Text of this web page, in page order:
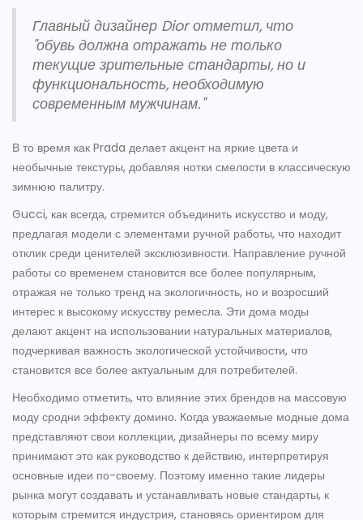
Главный дизайнер Dior отметил, что
"обувь должна отражать не только
текущие зрительные стандарты, но и
функциональность, необходимую
современным мужчинам."
В то время как Prada делает акцент на яркие цвета и
необычные текстуры, добавляя нотки смелости в классическую
зимнюю палитру.
Gucci, как всегда, стремится объединить искусство и моду,
предлагая модели с элементами ручной работы, что находит
отклик среди ценителей эксклюзивности. Направление ручной
работы со временем становится все более популярным,
отражая не только тренд на экологичность, но и возросший
интерес к высокому искусству ремесла. Эти дома моды
делают акцент на использовании натуральных материалов,
подчеркивая важность экологической устойчивости, что
становится все более актуальным для потребителей.
Необходимо отметить, что влияние этих брендов на массовую
моду сродни эффекту домино. Когда уважаемые модные дома
представляют свои коллекции, дизайнеры по всему миру
принимают это как руководство к действию, интерпретируя
основные идеи по-своему. Поэтому именно такие лидеры
рынка могут создавать и устанавливать новые стандарты, к
которым стремится индустрия, становясь ориентиром для